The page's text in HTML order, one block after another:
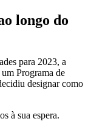
longo do
para 2023, a
Programa de
designar como
à sua espera.